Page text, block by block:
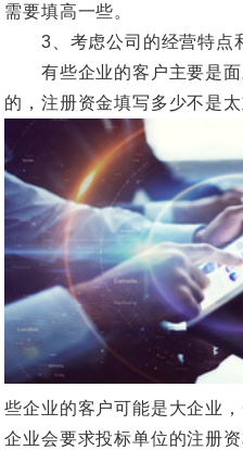
需要填高一些。
3、考虑公司的经营特点
有些企业的客户主要是面
的，注册资金填写多少不是
些企业的客户可能是大企业
企业会要求投标单位的注册资